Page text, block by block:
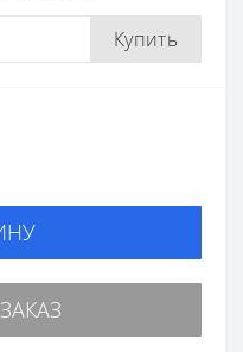
Купить